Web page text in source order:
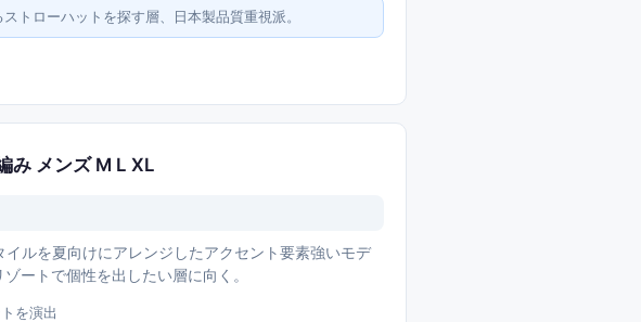
トローハットを探す層、日本製品質重視派。
み メンズ M L XL
ルを夏向けにアレンジしたアクセント要素強いモデ
ートで個性を出したい層に向く。
を演出